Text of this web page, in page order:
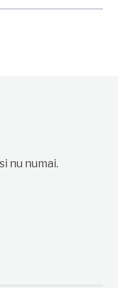
nu numai.